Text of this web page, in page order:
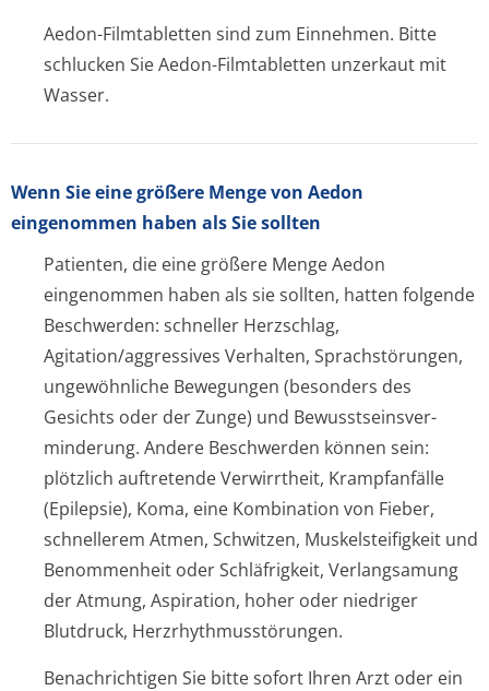
Aedon-Filmtabletten sind zum Einnehmen. Bitte
schlucken Sie Aedon-Filmtabletten unzerkaut mit
Wasser.
Wenn Sie eine größere Menge von Aedon
eingenommen haben als Sie sollten
Patienten, die eine größere Menge Aedon
eingenommen haben als sie sollten, hatten folgende
Beschwerden: schneller Herzschlag,
Agitation/aggres­sives Verhalten, Sprachstörungen,
ungewöhnliche Bewegungen (besonders des
Gesichts oder der Zunge) und Bewusstseinsver­
minderung. Andere Beschwerden können sein:
plötzlich auftretende Verwirrtheit, Krampfanfälle
(Epilepsie), Koma, eine Kombination von Fieber,
schnellerem Atmen, Schwitzen, Muskelsteifigkeit und
Benommenheit oder Schläfrigkeit, Verlangsamung
der Atmung, Aspiration, hoher oder niedriger
Blutdruck, Herzrhythmusstörun­gen.
Benachrichtigen Sie bitte sofort Ihren Arzt oder ein